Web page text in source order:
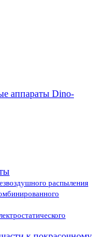
аппараты Dino-
распыления